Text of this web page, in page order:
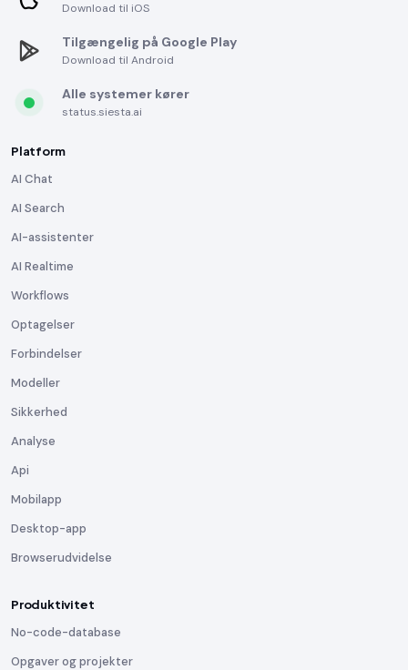
Download til iOS
Tilgængelig på Google Play
Download til Android
Alle systemer kører
status.siesta.ai
Platform
AI Chat
AI Search
AI-assistenter
AI Realtime
Workflows
Optagelser
Forbindelser
Modeller
Sikkerhed
Analyse
Api
Mobilapp
Desktop-app
Browserudvidelse
Produktivitet
No-code-database
Opgaver og projekter